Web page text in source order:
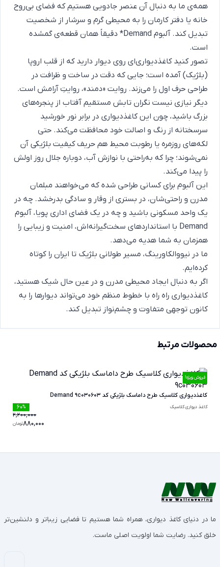
همه‌ی ما به دنبال آن عنصر جادویی هستیم که فضای بی‌روح
خانه یا دفتر کارمان را به محیطی گرم و سرشار از شخصیت
تبدیل کند. آلبوم Demand* دقیقاً همان قطعه‌ی گمشده
است.
تصور کنید کاغذدیواری‌ای روی دیوار دارید که از قلب اروپا
(بلژیک) آمده است؛ جایی که دقت در ساخت و ظرافت در
طراحی حرف اول را می‌زند. روایت «دمند»، روایتِ آرامش است.
دیگر نیازی نیست نگران تابش مستقیم آفتاب از پنجره‌های
بزرگ باشید، چون این کاغذدیواری در برابر نور خورشید
سرسختانه از رنگ و اصالت خود محافظت می‌کند. حتی
لکه‌های روزمره یا رطوبت محیط هم حریف کیفیت بلژیکی آن
نمی‌شوند؛ چرا که به‌راحتی با نوازش آب، دوباره جلال روز اولش
را پیدا می‌کند.
این آلبوم برای کسانی طراحی شده که می‌خواهند مبلمان
مدرن و راحتی‌شان، در بستری از وقار و سادگی بدرخشد. چه در
یک واحد مسکونی باشید و چه در یک فضای اداری پویا، آلبوم
Demand با استانداردهای سخت‌گیرانه‌اش، امنیت و زیبایی را
همزمان به شما هدیه می‌دهد.
ما در نیووالکاورینگ، مسیر طولانی بلژیک تا ایران را کوتاه
کرده‌ایم.
اگر به دنبال ایجاد محیطی مدرن و در عین حال شیک هستید،
کاغذدیواری راه راه با خطوط منظم خود می‌تواند دیوارها را به
کانون توجهی متفاوت و چشم‌نواز تبدیل کند.
محصولات مرتبط
فروش ویژه!
کاغذدیواری کلاسیک طرح داماسک بلژیکی کد Demand 9c030603
کاغذ دیواری کلاسیک %
60
2,200,000
تومان880,000
ما در دنیای کاغذ دیواری، همراه شما هستیم تا فضایی زیباتر و دلنشین‌تر
خلق کنید. رضایت شما اولویت اصلی ماست.